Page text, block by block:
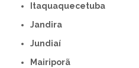
Itaquaquecetuba
Jandira
Jundiaí
Mairiporã